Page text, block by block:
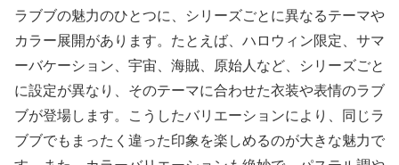
ラブブの魅力のひとつに、シリーズごとに異なるテーマや
カラー展開があります。たとえば、ハロウィン限定、サマ
ーバケーション、宇宙、海賊、原始人など、シリーズごと
に設定が異なり、そのテーマに合わせた衣装や表情のラブ
ブが登場します。こうしたバリエーションにより、同じラ
ブブでもまったく違った印象を楽しめるのが大きな魅力で